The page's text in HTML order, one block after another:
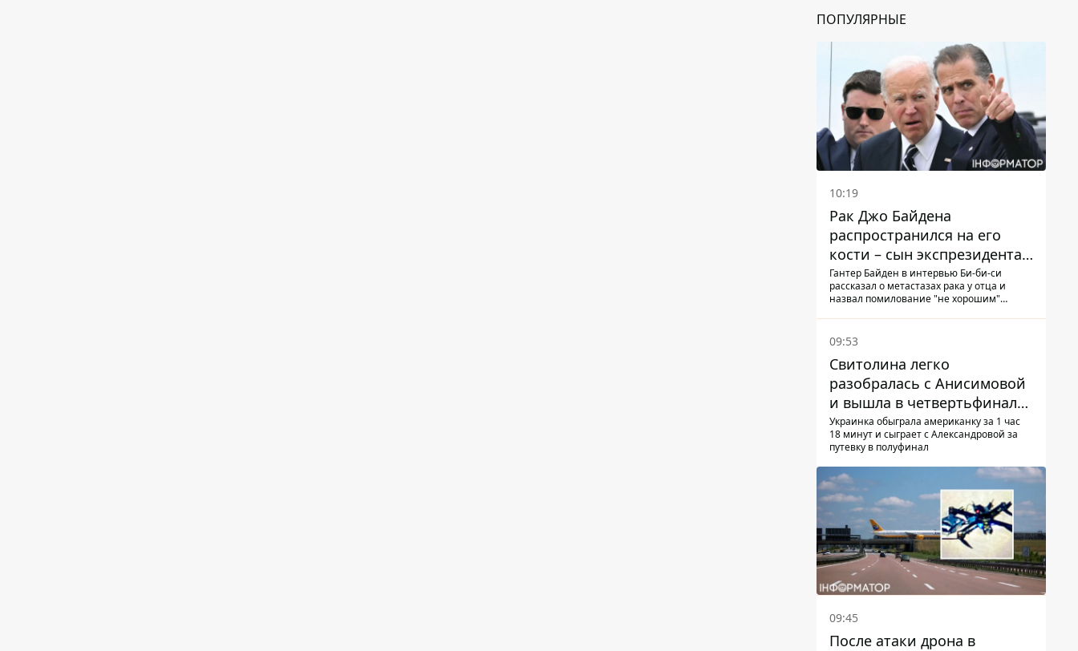
ПОПУЛЯРНЫЕ
10:19
Рак Джо Байдена
распространился на его
кости – сын экспрезидента
США рассказал, что болезнь
отца прогрессирует
Гантер Байден в интервью Би-би-си
рассказал о метастазах рака у отца и
назвал помилование "не хорошим"
09:53
Свитолина легко
разобралась с Анисимовой
и вышла в четвертьфинал
турнира в Торонто
Украинка обыграла американку за 1 час
18 минут и сыграет с Александровой за
путевку в полуфинал
09:45
После атаки дрона в